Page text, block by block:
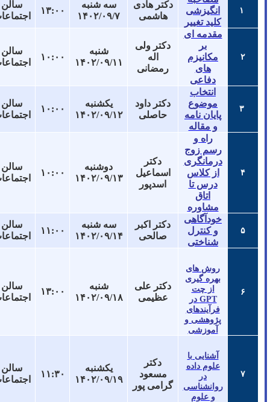
انگیزشی
کلید تغییر
دکتر هادی
هاشمی
سه شنبه
۱۴۰۲/۰۹/۷
۱۳:۰۰
سالن
اجتماعات
مقدمه ای
مکانیزم
های
دفاعی
دکتر ولی
رمضانی
شنبه
۱۴۰۲/۰۹/۱۱
۱۰:۰۰
سالن
اجتماعات
انتخاب
موضوع
پایان نامه
و مقاله
دکتر داود
حاصلی
یکشنبه
۱۴۰۲/۰۹/۱۲
۱۰:۰۰
سالن
اجتماعات
راه و
رسم زوج
درمانگری
از کلاس
درس تا
اتاق
مشاوره
دکتر
اسماعیل
اسدپور
دوشنبه
۱۴۰۲/۰۹/۱۳
۱۰:۰۰
سالن
اجتماعات
خودآگاهی
و کنترل
شناختی
دکتر اکبر
صالحی
سه شنبه
۱۴۰۲/۰۹/۱۴
۱۱:۰۰
سالن
اجتماعات
روش های
بهره گیری
از چت
GPT در
فرآیندهای
پژوهشی و
آموزشی
دکتر علی
عظیمی
شنبه
۱۴۰۲/۰۹/۱۸
۱۳:۰۰
سالن
اجتماعات
آشنایی با
علوم داده
روانشناسی
و علوم
دکتر
مسعود
گرامی پور
یکشنبه
۱۴۰۲/۰۹/۱۹
۱۱:۳۰
سالن
اجتماعات